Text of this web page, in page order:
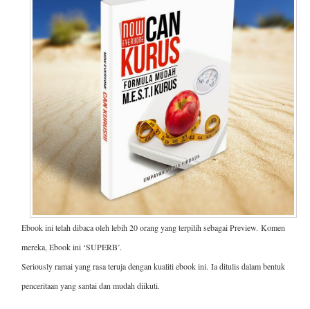
Ebook ini telah dibaca oleh lebih 20 orang yang terpilih sebagai Preview. Komen
mereka, Ebook ini ‘SUPERB’.
Seriously ramai yang rasa teruja dengan kualiti ebook ini. Ia ditulis dalam bentuk
penceritaan yang santai dan mudah diikuti.